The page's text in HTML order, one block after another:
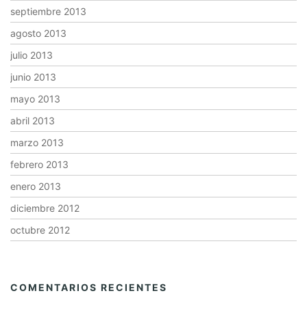
septiembre 2013
agosto 2013
julio 2013
junio 2013
mayo 2013
abril 2013
marzo 2013
febrero 2013
enero 2013
diciembre 2012
octubre 2012
COMENTARIOS RECIENTES